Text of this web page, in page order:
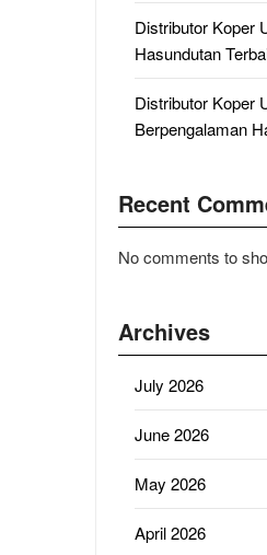
Distributor Koper
Hasundutan
Distributor Koper
Berpengalaman
Recent
No comments to
Archives
July 2026
June 2026
May 2026
April 2026